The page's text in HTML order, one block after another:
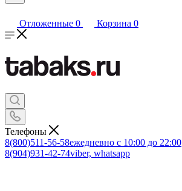
Отложенные 0 Корзина 0
Телефоны
8(800)511-56-58ежедневно с 10:00 до 22:00
8(904)931-42-74viber, whatsapp